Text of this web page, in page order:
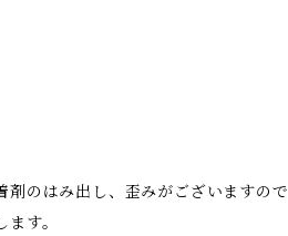
のはみ出し、歪みがございますので
す。